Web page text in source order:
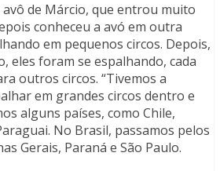
de Márcio, que entrou muito
conheceu a avó em outra
em pequenos circos. Depois,
eles foram se espalhando, cada
outros circos. “Tivemos a
em grandes circos dentro e
alguns países, como Chile,
No Brasil, passamos pelos
Gerais, Paraná e São Paulo.